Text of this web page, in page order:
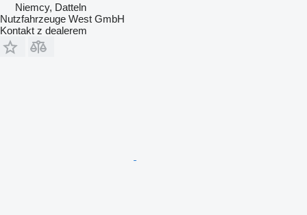
Niemcy, Datteln
Nutzfahrzeuge West GmbH
Kontakt z dealerem